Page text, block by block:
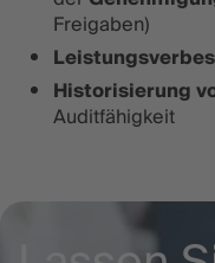
Freigaben)
Historisierung
Auditfähigkeit